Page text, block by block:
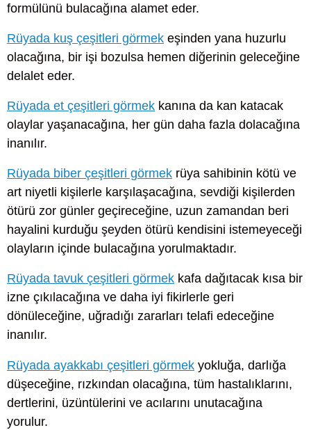
formülünü bulacağına alamet eder.
Rüyada kuş çeşitleri görmek eşinden yana huzurlu
olacağına, bir işi bozulsa hemen diğerinin geleceğine
delalet eder.
Rüyada et çeşitleri görmek kanına da kan katacak
olaylar yaşanacağına, her gün daha fazla dolacağına
inanılır.
Rüyada biber çeşitleri görmek rüya sahibinin kötü ve
art niyetli kişilerle karşılaşacağına, sevdiği kişilerden
ötürü zor günler geçireceğine, uzun zamandan beri
hayalini kurduğu şeyden ötürü kendisini istemeyeceği
olayların içinde bulacağına yorulmaktadır.
Rüyada tavuk çeşitleri görmek kafa dağıtacak kısa bir
izne çıkılacağına ve daha iyi fikirlerle geri
dönüleceğine, uğradığı zararları telafi edeceğine
inanılır.
Rüyada ayakkabı çeşitleri görmek yokluğa, darlığa
düşeceğine, rızkından olacağına, tüm hastalıklarını,
dertlerini, üzüntülerini ve acılarını unutacağına
yorulur.